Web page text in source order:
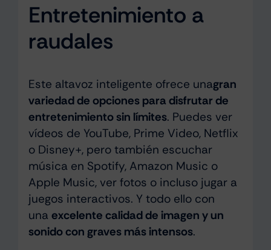
Entretenimiento a
raudales
Este altavoz inteligente ofrece unagran
variedad de opciones para disfrutar de
entretenimiento sin límites. Puedes ver
vídeos de YouTube, Prime Video, Netflix
o Disney+, pero también escuchar
música en Spotify, Amazon Music o
Apple Music, ver fotos o incluso jugar a
juegos interactivos. Y todo ello con
una excelente calidad de imagen y un
sonido con graves más intensos.